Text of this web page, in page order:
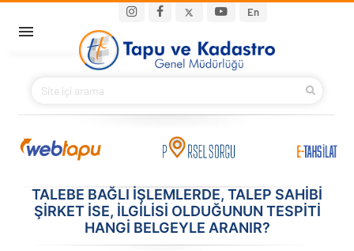
En
Main navigation
BAKANIMIZ
KURUMSAL
PROJELER
TALEBE BAĞLI IŞLEMLERDE, TALEP SAHIBI
ŞIRKET ISE, ILGILISI OLDUĞUNUN TESPITI
HANGI BELGEYLE ARANIR?